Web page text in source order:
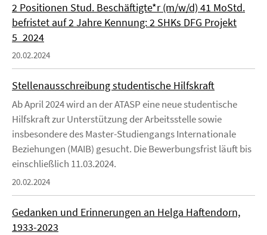
2 Positionen Stud. Beschäftigte*r (m/w/d) 41 MoStd.
befristet auf 2 Jahre Kennung: 2 SHKs DFG Projekt
5_2024
20.02.2024
Stellenausschreibung studentische Hilfskraft
Ab April 2024 wird an der ATASP eine neue studentische
Hilfskraft zur Unterstützung der Arbeitsstelle sowie
insbesondere des Master-Studiengangs Internationale
Beziehungen (MAIB) gesucht. Die Bewerbungsfrist läuft bis
einschließlich 11.03.2024.
20.02.2024
Gedanken und Erinnerungen an Helga Haftendorn,
1933-2023